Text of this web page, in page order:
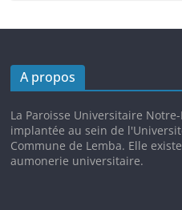
A propos
La Paroisse Universitaire
implantée au sein de
Commune de Lemba. Elle
aumonerie universitaire.